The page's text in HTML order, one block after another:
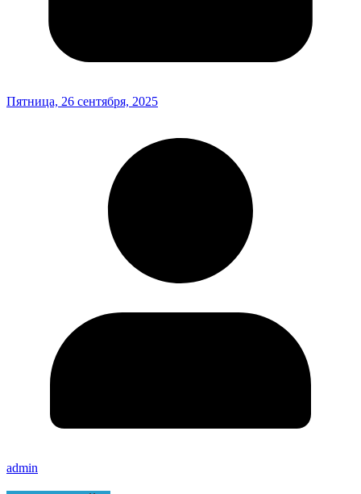
Пятница, 26 сентября, 2025
admin